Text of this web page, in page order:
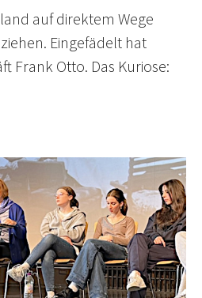
auf direktem Wege
Eingefädelt hat
Frank Otto. Das Kuriose: